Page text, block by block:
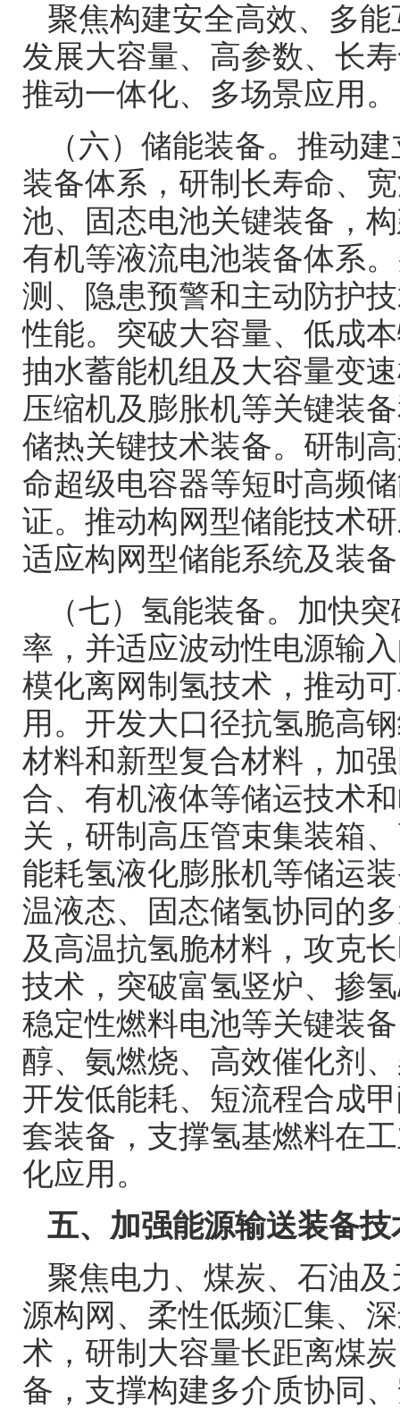
聚焦构建安全高效、多
发展大容量、高参数、长
推动一体化、多场景应用。
（六）储能装备。推动
装备体系，研制长寿命、
池、固态电池关键装备，
有机等液流电池装备体系
测、隐患预警和主动防护
性能。突破大容量、低成
抽水蓄能机组及大容量变
压缩机及膨胀机等关键装
储热关键技术装备。研制
命超级电容器等短时高频
证。推动构网型储能技术
适应构网型储能系统及装
（七）氢能装备。加快
率，并适应波动性电源输
模化离网制氢技术，推动
用。开发大口径抗氢脆高
材料和新型复合材料，加
合、有机液体等储运技术
关，研制高压管束集装箱
能耗氢液化膨胀机等储运
温液态、固态储氢协同的
及高温抗氢脆材料，攻克
技术，突破富氢竖炉、掺氢
稳定性燃料电池等关键装
醇、氨燃烧、高效催化剂
开发低能耗、短流程合成
套装备，支撑氢基燃料在
化应用。
五、加强能源输送装备技
聚焦电力、煤炭、石油
源构网、柔性低频汇集、
术，研制大容量长距离煤
备，支撑构建多介质协同